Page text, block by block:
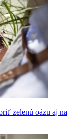
zelenú oázu aj na